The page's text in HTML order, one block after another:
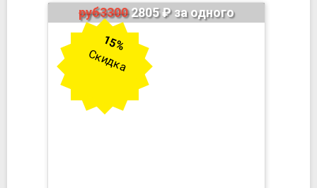
руб33002805 ₽ за одного
15%
Скидка